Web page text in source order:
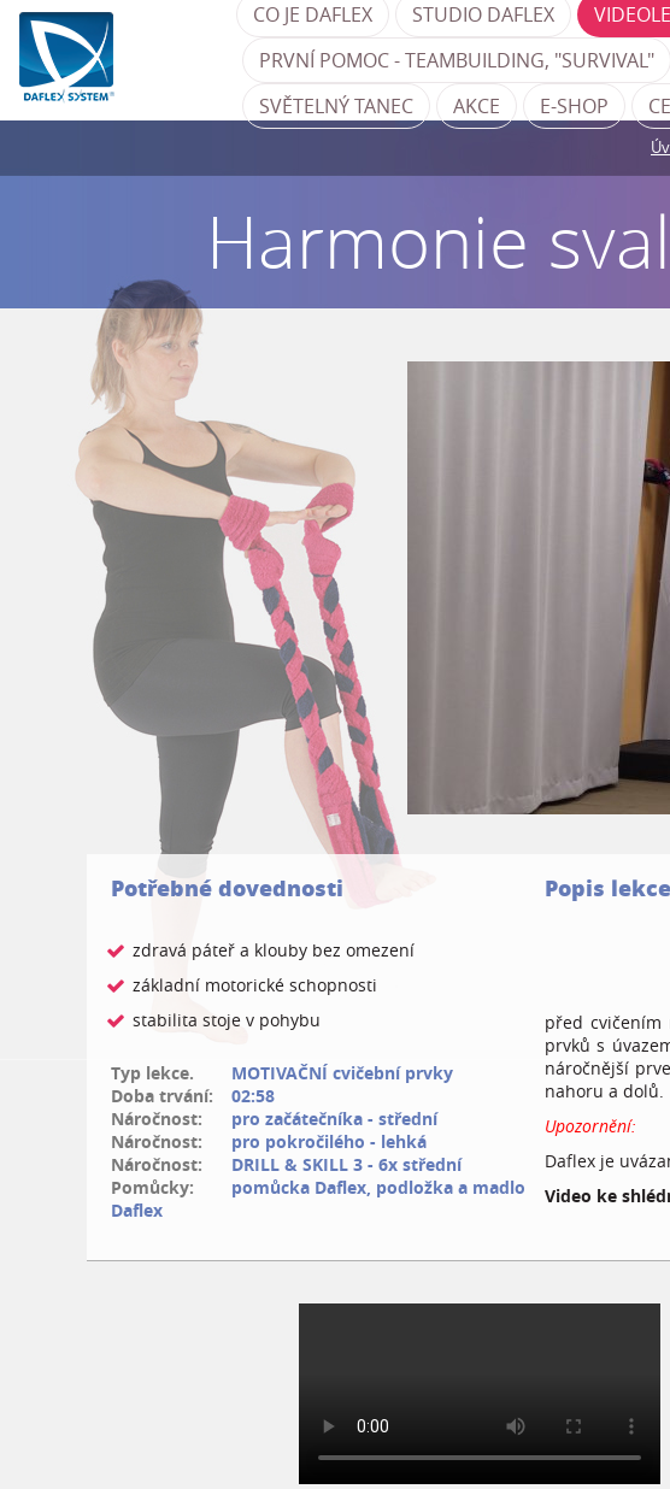
CO JE DAFLEX STUDIO DAFLEX
PRVNÍ POMOC - TEAMBUILDING, "SURVIVAL"
SVĚTELNÝ TANEC
AKCE E-SHOP
Harmonie
Potřebné dovednosti
zdravá páteř a klouby bez omezení
základní motorické schopnosti
stabilita stoje v pohybu
Typ lekce.
MOTIVAČNÍ cvičební prvky
Doba trvání:
02:58
Náročnost:
pro začátečníka - střední
Náročnost:
pro pokročilého - lehká
Náročnost:
DRILL & SKILL 3 - 6x střední
Pomůcky:
pomůcka Daflex, podložka a madlo
Daflex
Popis lekce
před cvičením
prvků s
náročnější
nahoru a dolů.
Upozornění:
Daflex je
Video ke